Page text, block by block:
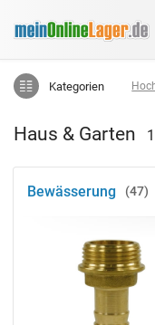
Kategorien
Haus & Garten
Bewässerung 47